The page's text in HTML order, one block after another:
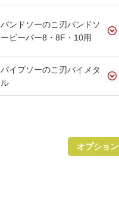
バンドソーのこ刃バンドソ
ービーバー8・8F・10用
パイプソーのこ刃バイメタ
ル
オプション